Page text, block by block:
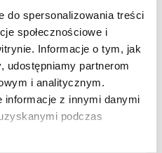
do spersonalizowania treści
społecznościowe i
Informacje o tym, jak
udostępniamy partnerom
i analitycznym.
informacje z innymi danymi
podczas